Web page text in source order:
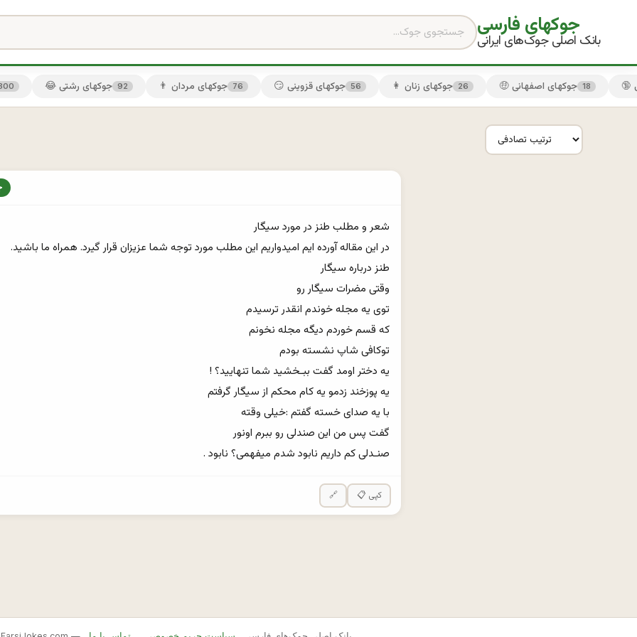
جوکهای فارسی
بانک اصلی جوک‌های ایرانی
😂 جوکهای رشتی 92 👨 جوکهای مردان 76 😏 جوکهای قزوینی 56 👩 جوکهای زنان 26 🤑 جوکهای اصفهانی 18
صنـدلی کم داریم نابود شدم میفهمی؟ نابود .
🔗 📋 کپی